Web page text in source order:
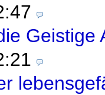
Geistige